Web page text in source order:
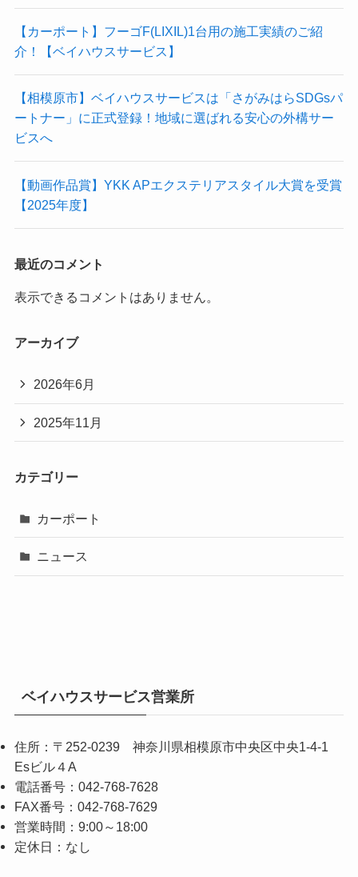
【カーポート】フーゴF(LIXIL)1台用の施工実績のご紹
介！【ベイハウスサービス】
【相模原市】ベイハウスサービスは「さがみはらSDGsパ
ートナー」に正式登録！地域に選ばれる安心の外構サー
ビスへ
【動画作品賞】YKK APエクステリアスタイル大賞を受賞
【2025年度】
最近のコメント
表示できるコメントはありません。
アーカイブ
2026年6月
2025年11月
カテゴリー
カーポート
ニュース
ベイハウスサービス営業所
住所：〒252-0239 神奈川県相模原市中央区中央1-4-1
Esビル４A
電話番号：042-768-7628
FAX番号：042-768-7629
営業時間：9:00～18:00
定休日：なし